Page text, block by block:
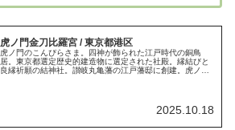
虎ノ門金刀比羅宮 / 東京都港区
虎ノ門のこんぴらさま。四神が飾られた江戸時代の銅鳥
居。東京都選定歴史的建造物に選定された社殿。縁結びと
良縁祈願の結神社。讃岐丸亀藩の江戸藩邸に創建。虎ノ門
2025.10.18